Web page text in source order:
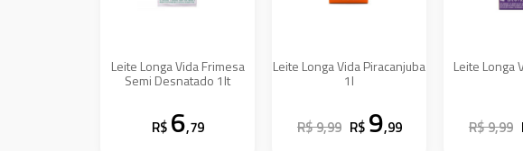
Leite Longa Vida Frimesa
Semi Desnatado 1lt
R$ 6,79
Leite Longa Vida Piracanjuba
1l
R$ 9,99 R$ 9,99
Leite Longa
R$ 9,99